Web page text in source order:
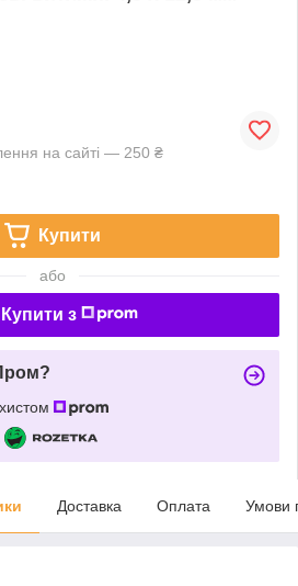
на сайті — 250 ₴
Купити
або
Купити з
Доставка Оплата Умови